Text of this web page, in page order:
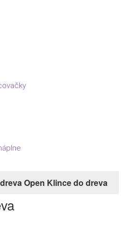
Open Klince do dreva